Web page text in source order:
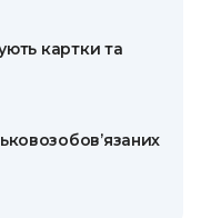
картки та